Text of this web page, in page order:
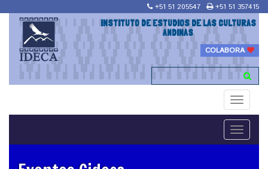
+51 51 205547 +51 51 357415
INSTITUTO DE ESTUDIOS DE LAS CULTURAS
ANDINAS
COLABORA
Toggle
Toggle